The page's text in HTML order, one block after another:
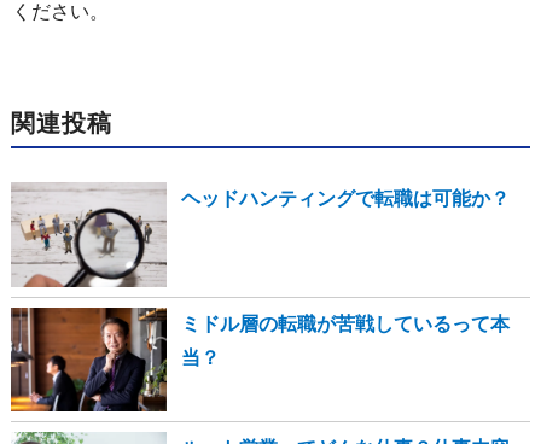
ください。
関連投稿
ヘッドハンティングで転職は可能か？
ミドル層の転職が苦戦しているって本
当？